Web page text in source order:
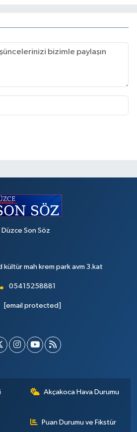
Düzce Son Söz
kültür mah krem park avm 3.kat
05415258881
[email protected]
Akçakoca Hava Durumu
Puan Durumu ve Fikstür